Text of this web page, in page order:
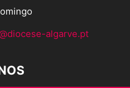
algarve.pt